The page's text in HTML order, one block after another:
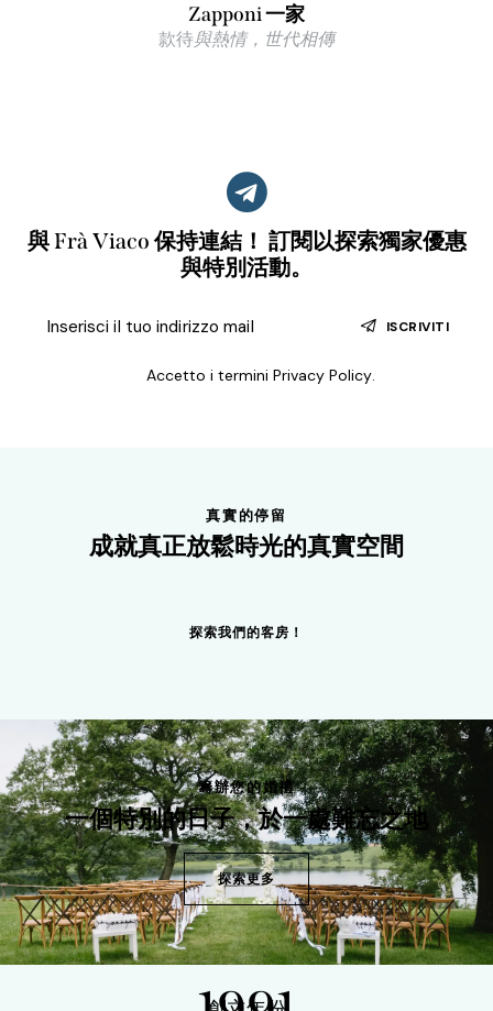
Zapponi 一家
款待與熱情，世代相傳
與 Frà Viaco 保持連結！ 訂閱以探索獨家優惠
與特別活動。
ISCRIVITI
Accetto i termini Privacy Policy.
真實的停留
成就真正放鬆時光的真實空間
探索我們的客房！
籌辦您的婚禮
一個特別的日子，於一處難忘之地
探索更多